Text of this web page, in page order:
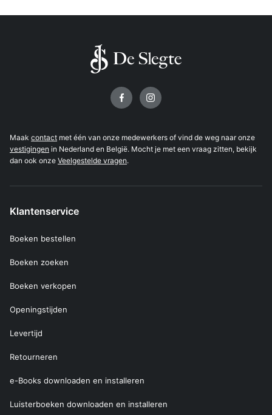
Maak contact met één van onze medewerkers of vind de weg naar onze
vestigingen in Nederland en België. Mocht je met een vraag zitten, bekijk
dan ook onze Veelgestelde vragen.
Klantenservice
Boeken bestellen
Boeken zoeken
Boeken verkopen
Openingstijden
Levertijd
Retourneren
e-Books downloaden en installeren
Luisterboeken downloaden en installeren